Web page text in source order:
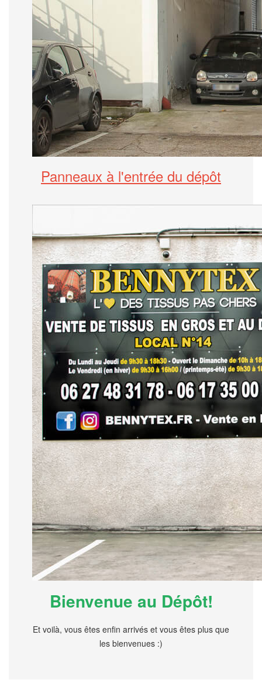
Panneaux à l'entrée du dépôt
Bienvenue au Dépôt!
Et voilà, vous êtes enfin arrivés et vous êtes plus que
les bienvenues :)